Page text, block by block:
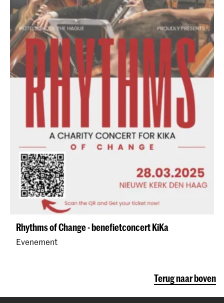
Rhythms of Change - benefietconcert KiKa
Evenement
Terug naar boven